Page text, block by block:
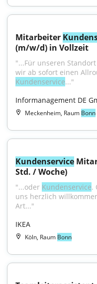
Mitarbeiter
(m/w/d) in Vollzeit
"...Für unseren
Kundenservice..."
Informanagement DE
Meckenheim, Raum Bonn
Kundenservice
Std. / Woche)
"...oder Kundenservice.
uns herzlich
Art..."
IKEA
Köln, Raum Bonn